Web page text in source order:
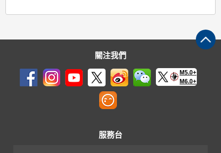
關注我們
M5.0+
M6.0+
服務台